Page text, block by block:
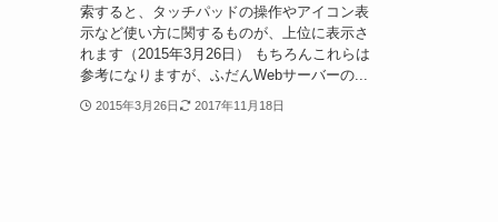
索すると、タッチパッドの操作やアイコン表
示など使い方に関するものが、上位に表示さ
れます（2015年3月26日） もちろんこれらは
参考になりますが、ふだんWebサーバーの...
2015年3月26日 2017年11月18日